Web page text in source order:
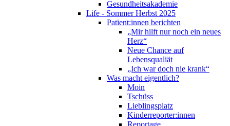
Gesundheitsakademie
Life - Sommer Herbst 2025
Patient:innen berichten
„Mir hilft nur noch ein neues
Herz“
Neue Chance auf
Lebensqualiät
„Ich war doch nie krank“
Was macht eigentlich?
Moin
Tschüss
Lieblingsplatz
Kinderreporter:innen
Reportage